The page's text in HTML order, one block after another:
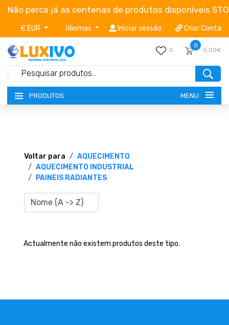
Não perca já as centenas de produtos disponíveis
€ EUR Idiomas Iniciar sessão Criar Conta
0
0
0,00€
PRODUTOS MENU
TERMOS E CONDIÇÕES
CATÁLOGOS
CAMPANHAS
Voltar para
AQUECIMENTO
AQUECIMENTO INDUSTRIAL
PAINEIS RADIANTES
Actualmente não existem produtos deste tipo.